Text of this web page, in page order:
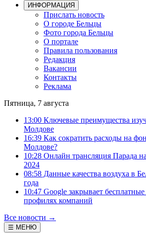
ИНФОРМАЦИЯ
Прислать новость
О городе Бельцы
Фото города Бельцы
О портале
Правила пользования
Редакция
Вакансии
Контакты
Реклама
Пятница, 7 августа
13:00 Ключевые преимущества
Молдове
16:39 Как сократить расходы на
Молдове?
10:28 Онлайн трансляция Парада
2024
08:58 Данные качества воздуха в
года
10:47 Google закрывает
профилях компаний
Все новости →
☰ МЕНЮ